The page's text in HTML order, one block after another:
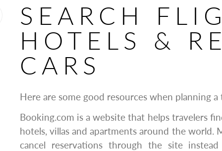
SEARCH
HOTELS &
CARS
Here are some good resources when planning a
Booking.com is a website that helps travelers
hotels, villas and apartments around the world.
cancel reservations through the site